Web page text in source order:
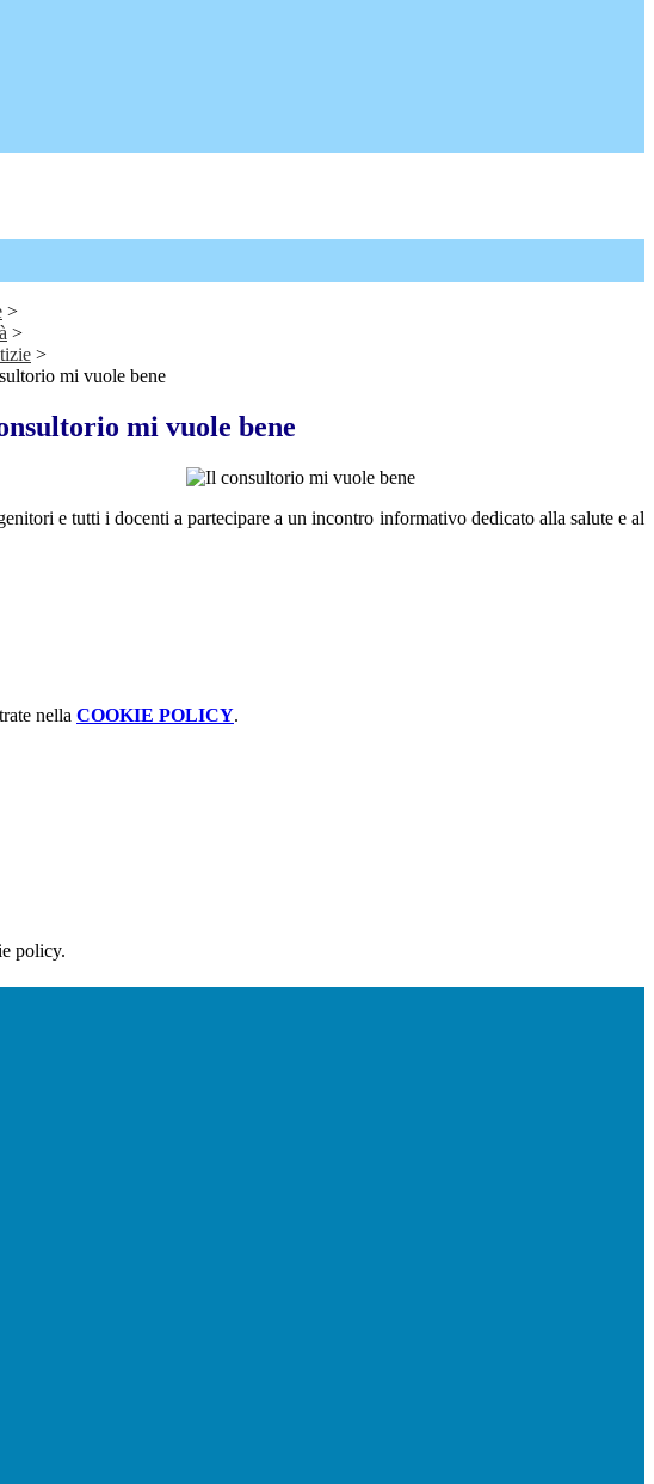
>
>
>
mi vuole bene
mi vuole bene
e tutti i docenti a partecipare a un incontro informativo dedicato alla salute e al
nella COOKIE POLICY.
policy.